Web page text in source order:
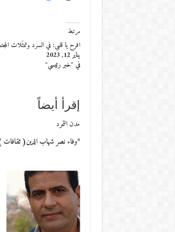
مرتبط
افرح يا قلبي: في السرد وتمثّلات
يناير 12, 2023
في "خبر رئيسي"
إقرأ أيضاً
مدن التمرد
*وفاء نصر شهاب الدين(